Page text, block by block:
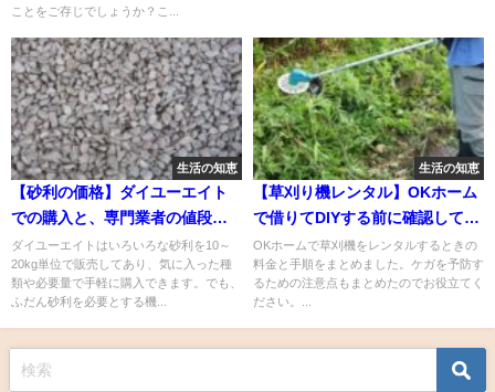
ことをご存じでしょうか？こ...
生活の知恵
【砂利の価格】ダイユーエイト
での購入と、専門業者の値段を
比較
ダイユーエイトはいろいろな砂利を10～
20kg単位で販売してあり、気に入った種
類や必要量で手軽に購入できます。でも、
ふだん砂利を必要とする機...
生活の知恵
【草刈り機レンタル】OKホーム
で借りてDIYする前に確認してお
くべきリスク
OKホームで草刈機をレンタルするときの
料金と手順をまとめました。ケガを予防す
るための注意点もまとめたのでお役立てく
ださい。...